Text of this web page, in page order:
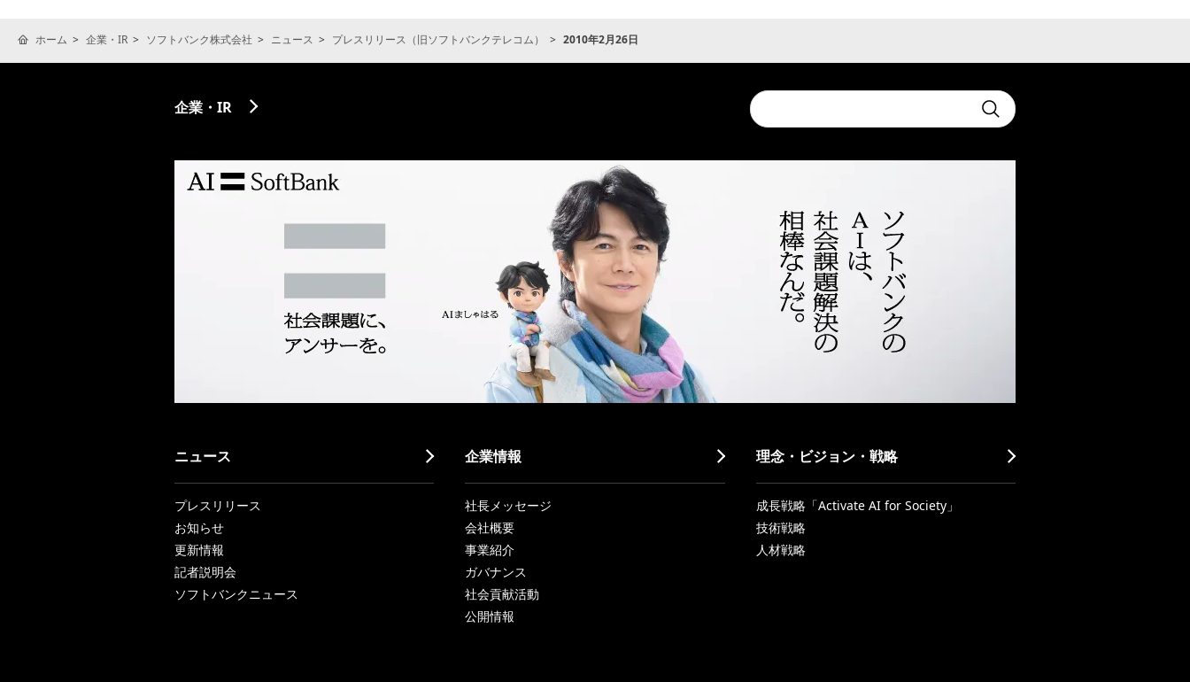
ホーム 企業・IR ソフトバンク株式会社 ニュース プレスリリース（旧ソフトバンクテレコム） 2010年2月26日
Conduct
a
search
Submit
企業・IR
ニュース
プレスリリース
お知らせ
更新情報
記者説明会
ソフトバンクニュース
企業情報
社長メッセージ
会社概要
事業紹介
ガバナンス
社会貢献活動
公開情報
理念・ビジョン・戦略
成長戦略「Activate AI for Society」
技術戦略
人材戦略